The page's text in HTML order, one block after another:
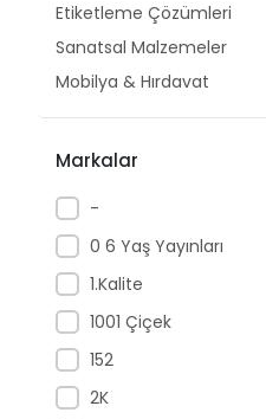
Etiketleme Çözümleri
Sanatsal Malzemeler
Mobilya & Hırdavat
Markalar
-
0 6 Yaş Yayınları
1.Kalite
1001 Çiçek
152
2K